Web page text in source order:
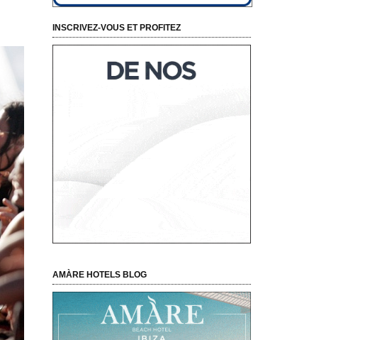
INSCRIVEZ-VOUS ET PROFITEZ
AMÀRE HOTELS BLOG